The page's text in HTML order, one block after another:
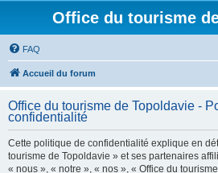
Office du tourisme
FAQ
Accueil du forum
Office du tourisme de Topoldavie -
confidentialité
Cette politique de confidentialité explique en
tourisme de Topoldavie » et ses partenaires
« nous », « notre », « nos », « Office du